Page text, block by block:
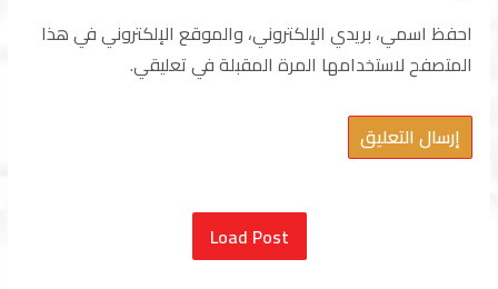
احفظ اسمي، بريدي الإلكتروني، والموقع الإلكتروني في هذا
المتصفح لاستخدامها المرة المقبلة في تعليقي.
Load Post